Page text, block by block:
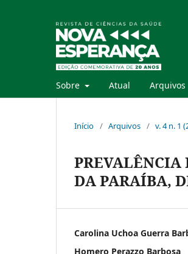
Sobre Atual Arquivos
Início / Arquivos / v. 4 n. 1
PREVALÊNCIA
DA PARAÍBA,
Carolina Uchoa Guerra
Homero Perazzo Barbosa